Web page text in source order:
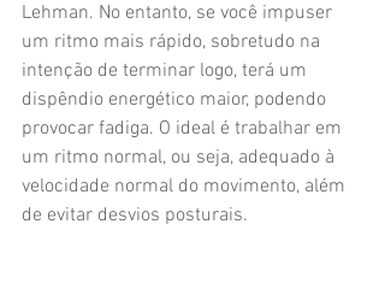
Lehman. No entanto, se você impuser
um ritmo mais rápido, sobretudo na
intenção de terminar logo, terá um
dispêndio energético maior, podendo
provocar fadiga. O ideal é trabalhar em
um ritmo normal, ou seja, adequado à
velocidade normal do movimento, além
de evitar desvios posturais.